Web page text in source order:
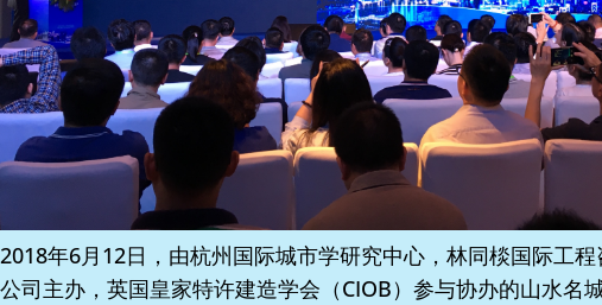
2018年6月12日，由杭州国际城市学研究中心，林同棪国际工
公司主办，英国皇家特许建造学会（CIOB）参与协办的山水名